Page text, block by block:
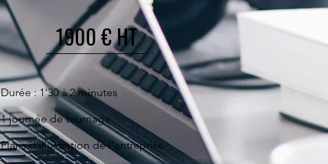
1900 € HT
Durée : 1'30 à 2 minutes
1 journée de tournage
Plans d'illustration de l'entreprise